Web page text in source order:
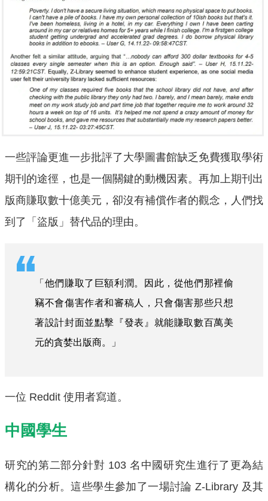
一些評論更進一步批評了大學圖書館缺乏免費獲取學術
期刊的途徑，也是一個關鍵的動機因素。再加上期刊出
版商賺取數十億美元，卻沒有補償作者的觀念，人們找
到了「盜版」替代品的理由。
「他們賺取了巨額利潤。因此，從他們那裡偷
竊不會傷害作者和審稿人，只會傷害那些只想
著設計封面並點擊『發表』就能賺取數百萬美
元的貪婪出版商。」
一位 Reddit 使用者寫道。
中國學生
研究的第二部分針對 103 名中國研究生進行了更為結
構化的分析。這些學生參加了一場討論 Z-Library 及其